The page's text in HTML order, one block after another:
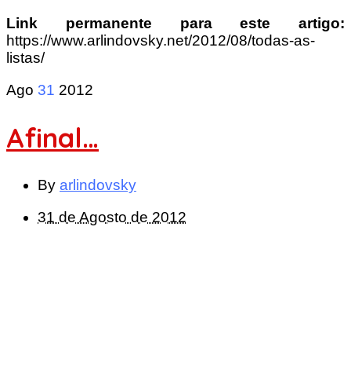
Link permanente para este artigo:
https://www.arlindovsky.net/2012/08/todas-as-
listas/
Ago 31 2012
Afinal…
By arlindovsky
31 de Agosto de 2012